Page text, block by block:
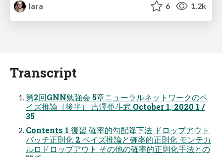
lara
6 1.2k
Transcript
第2回GNN勉強会 5章ニューラルネットワークのベ
イズ推論（後半） 吉澤亜斗武 October 1, 2020 1 /
35
Contents 1 復習 確率的勾配降下法 ドロップアウト
バッチ正則化 2 ベイズ推論と確率的正則化 モンテカ
ルロドロップアウト その他の確率的正則化手法との